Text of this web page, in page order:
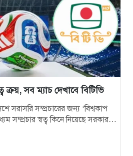
বস্তাভর্তি টাকাসহ স্বেচ্ছাসেবকদল নেতা
বাসভবনের সামনে ককটেল বিস্ফোরণ
না নেওয়া হলে আমার পক্ষে নির্বাচন করা
ক্রয়, সব ম্যাচ দেখাবে বিটিভি
সরাসরি সম্প্রচারের জন্য ‘বিশ্বকাপ
স্বত্ব কিনে নিয়েছে সরকার।